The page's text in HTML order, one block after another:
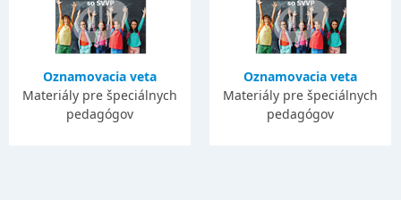
Oznamovacia veta
Materiály pre špeciálnych
pedagógov
Oznamovacia veta
Materiály pre špeciálnych
pedagógov